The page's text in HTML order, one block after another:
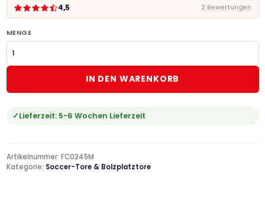
4,5 2 Bewertungen
MENGE
IN DEN WARENKORB
Lieferzeit: 5-6 Wochen Lieferzeit
Artikelnummer: FC0245M
Kategorie: Soccer-Tore & Bolzplatztore